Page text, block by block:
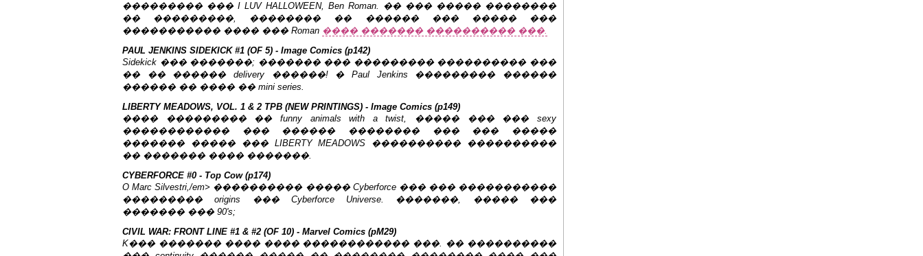
��������� ��� I LUV HALLOWEEN, Ben Roman. �� ��� ����� ��������
�� ���������, �������� �� ������ ��� ����� ���
����������� ���� ��� Roman ���� ������� ���������� ���.
PAUL JENKINS SIDEKICK #1 (OF 5) - Image Comics (p142)
Sidekick ��� �������; ������� ��� ��������� ���������� ���
�� �� ������ delivery ������! � Paul Jenkins ��������� ������
������ �� ���� �� mini series.
LIBERTY MEADOWS, VOL. 1 & 2 TPB (NEW PRINTINGS) - Image Comics (p149)
���� ��������� �� funny animals with a twist, ����� ��� ��� sexy
������������ ��� ������ �������� ��� ��� �����
������� ����� ��� LIBERTY MEADOWS ���������� ����������
�� ������� ���� �������.
CYBERFORCE #0 - Top Cow (p174)
OMarc Silvestri,/em> ���������� ����� Cyberforce ��� ��� �����������
��������� origins ��� Cyberforce Universe. �������, ����� ���
������� ��� 90's;
CIVIL WAR: FRONT LINE #1 & #2 (OF 10) - Marvel Comics (pM29)
K��� ������� ���� ���� ������������ ���. �� ����������